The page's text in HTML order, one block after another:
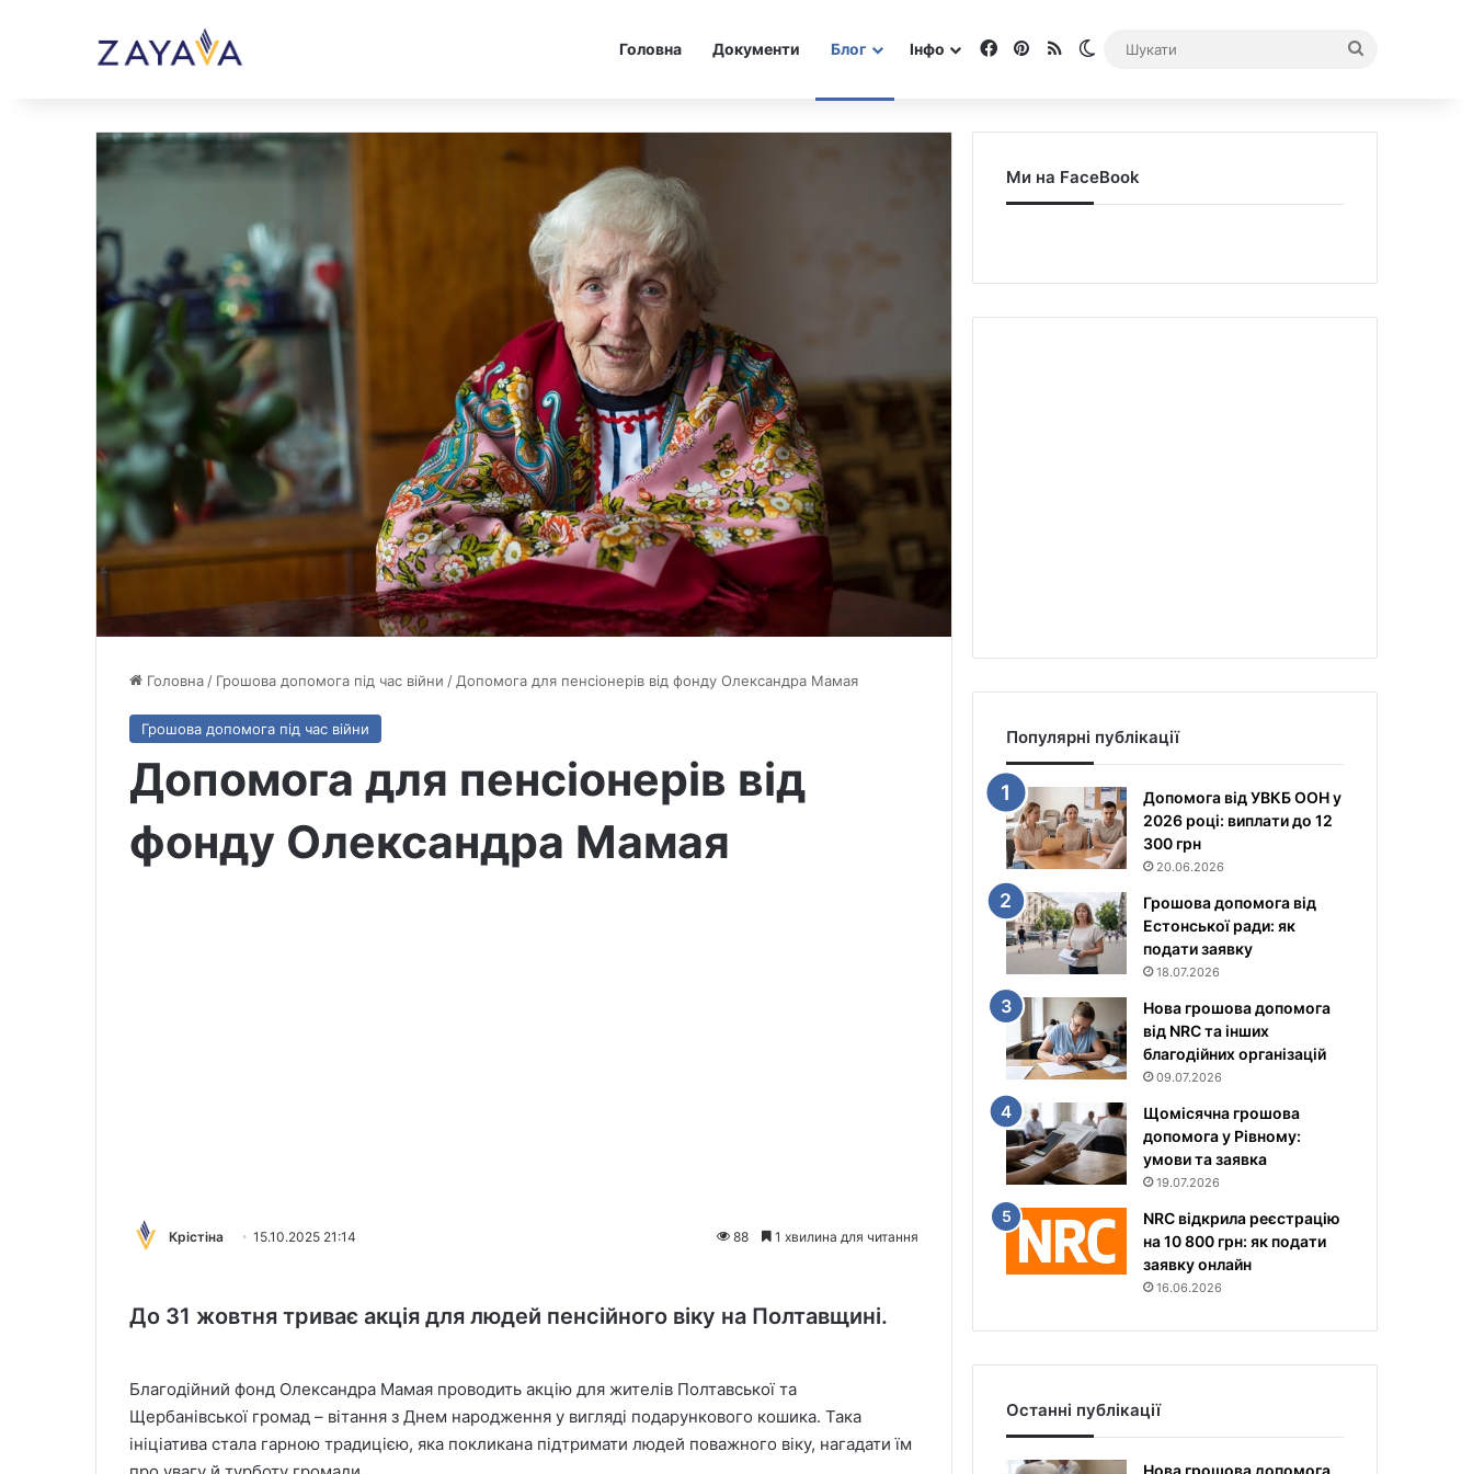
Головна Документи Блог Інфо Facebook
Pinterest
RSS Switch skin
Головна / Грошова допомога під час війни / Допомога для пенсіонерів від фонду Олександра Мамая
Грошова допомога під час війни
Допомога для пенсіонерів від
фонду Олександра Мамая
Крістіна 15.10.2025 21:14 88 1 хвилина для читання
До 31 жовтня триває акція для людей пенсійного віку на Полтавщині.
Благодійний фонд Олександра Мамая проводить акцію для жителів Полтавської та
Щербанівської громад – вітання з Днем народження у вигляді подарункового кошика. Така
ініціатива стала гарною традицією, яка покликана підтримати людей поважного віку, нагадати їм
Ми на FaceBook
Популярні публікації
Допомога від УВКБ ООН у
2026 році: виплати до 12
300 грн
20.06.2026
Грошова допомога від
Естонської ради: як
подати заявку
18.07.2026
Нова грошова допомога
від NRC та інших
благодійних організацій
09.07.2026
Щомісячна грошова
допомога у Рівному:
умови та заявка
19.07.2026
NRC відкрила реєстрацію
на 10 800 грн: як подати
заявку онлайн
16.06.2026
Останні публікації
Нова грошова допомога